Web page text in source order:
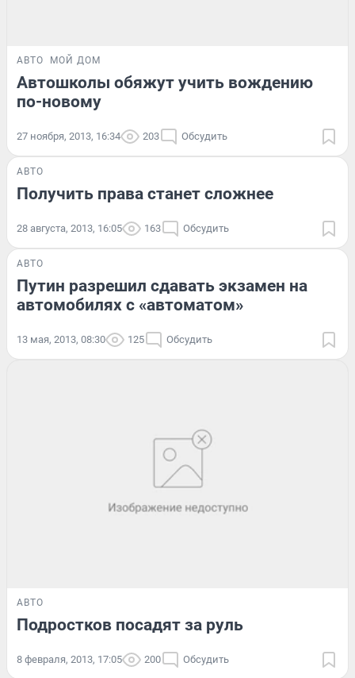
АВТО МОЙ ДОМ
Автошколы обяжут учить вождению
по-новому
27 ноября, 2013, 16:34 203 Обсудить
АВТО
Получить права станет сложнее
28 августа, 2013, 16:05 163 Обсудить
АВТО
Путин разрешил сдавать экзамен на
автомобилях с «автоматом»
13 мая, 2013, 08:30 125 Обсудить
АВТО
Подростков посадят за руль
8 февраля, 2013, 17:05 200 Обсудить